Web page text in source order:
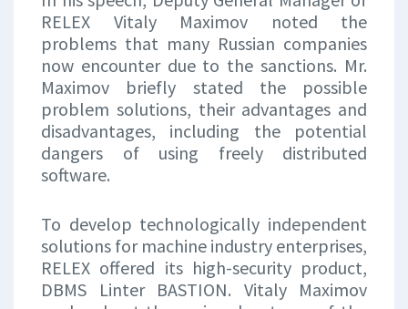
RELEX Vitaly Maximov noted the
problems that many Russian companies
now encounter due to the sanctions. Mr.
Maximov briefly stated the possible
problem solutions, their advantages and
disadvantages, including the potential
dangers of using freely distributed
software.
To develop technologically independent
solutions for machine industry enterprises,
RELEX offered its high-security product,
DBMS Linter BASTION. Vitaly Maximov